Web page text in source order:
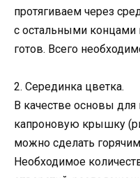
протягиваем через
с остальными концами
готов. Всего
2. Серединка цветка.
В качестве основы
капроновую крышку
можно сделать
Необходимое